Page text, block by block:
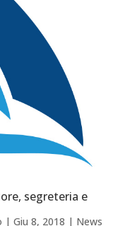
segreteria e
| Giu 8, 2018 | News